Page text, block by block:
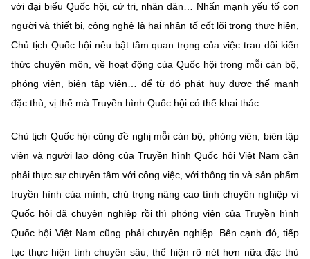
với đại biểu Quốc hội, cử tri, nhân dân… Nhấn mạnh yếu tố con
người và thiết bị, công nghệ là hai nhân tố cốt lõi trong thực hiện,
Chủ tịch Quốc hội nêu bật tầm quan trọng của việc trau dồi kiến
thức chuyên môn, về hoạt động của Quốc hội trong mỗi cán bộ,
phóng viên, biên tập viên… để từ đó phát huy được thế mạnh
đặc thù, vị thế mà Truyền hình Quốc hội có thể khai thác.
Chủ tịch Quốc hội cũng đề nghị mỗi cán bộ, phóng viên, biên tập
viên và người lao động của Truyền hình Quốc hội Việt Nam cần
phải thực sự chuyên tâm với công việc, với thông tin và sản phẩm
truyền hình của mình; chú trọng nâng cao tính chuyên nghiệp vì
Quốc hội đã chuyên nghiệp rồi thì phóng viên của Truyền hình
Quốc hội Việt Nam cũng phải chuyên nghiệp. Bên cạnh đó, tiếp
tục thực hiện tính chuyên sâu, thể hiện rõ nét hơn nữa đặc thù